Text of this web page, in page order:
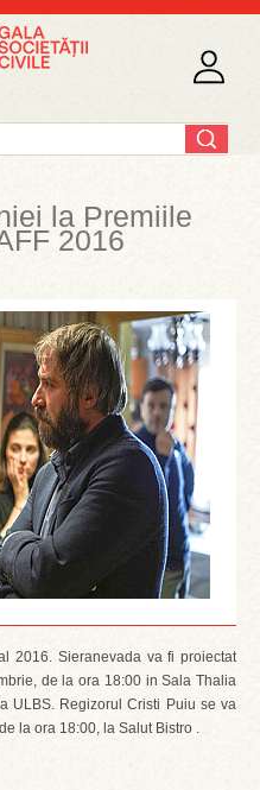
la Premiile
2016
2016. Sieranevada va fi proiectat
de la ora 18:00 in Sala Thalia
ULBS. Regizorul Cristi Puiu se va
la ora 18:00, la Salut Bistro .